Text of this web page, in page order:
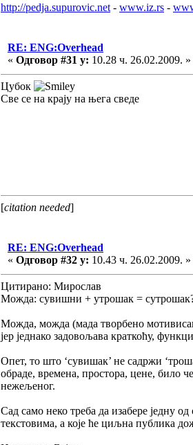
http://pedja.supurovic.net - www.iz.rs -
RE: ENG:Overhead
« Одговор #31 у: 10.28 ч. 26.02.2009. »
Цубок
Све се на крају на њега сведе
[citation needed]
RE: ENG:Overhead
« Одговор #32 у: 10.43 ч. 26.02.2009. »
Цитирано: Мирослав
Можда: сувишни + утрошак =
Можда, можда (мада творбено
јер једнако задовољава краткоћу,
Опет, то што ‘сувишак’ не садржи
обраде, времена, простора, цене, било
нежељеног.
Сад само неко треба да изабере једну
текстовима, а које ће циљна публика